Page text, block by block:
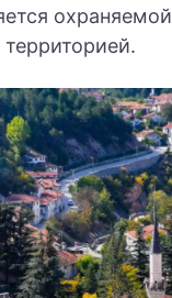
охраняемой